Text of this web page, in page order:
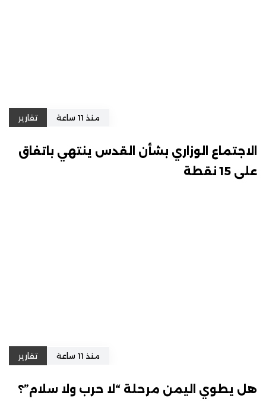
منذ 11 ساعة تقارير
الاجتماع الوزاري بشأن القدس ينتهي باتفاق
على 15 نقطة
منذ 11 ساعة تقارير
هل يطوي اليمن مرحلة “لا حرب ولا سلام”؟